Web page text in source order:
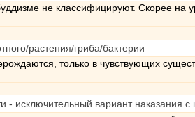
не классифицируют. Скорее на
растения/гриба/бактерии
только в чувствующих
- исключительный вариант наказания